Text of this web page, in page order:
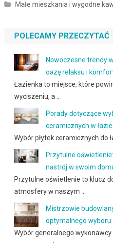
Małe mieszkania i wygodne
POLECAMY PRZECZYTAĆ
Nowoczesne trendy
oazę relaksu i
Łazienka to miejsce, które
wyciszeniu, a …
Porady dotyczące
ceramicznych w
Wybór płytek ceramicznych do
Przytulne
nastrój w swoim
Przytulne oświetlenie to klucz
atmosfery w naszym …
Mistrzowie
optymalnego
Wybór generalnego